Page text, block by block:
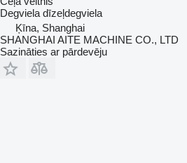
Degviela dīzeļdegviela
Ķīna, Shanghai
SHANGHAI AITE MACHINE CO., LTD
Sazināties ar pārdevēju